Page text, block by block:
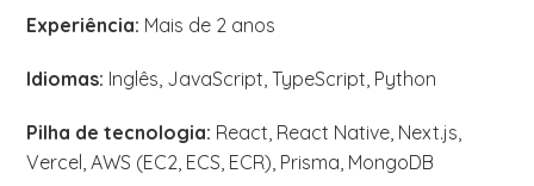
Experiência: Mais de 2 anos
Idiomas: Inglês, JavaScript, TypeScript, Python
Pilha de tecnologia: React, React Native, Next.js,
Vercel, AWS (EC2, ECS, ECR), Prisma, MongoDB